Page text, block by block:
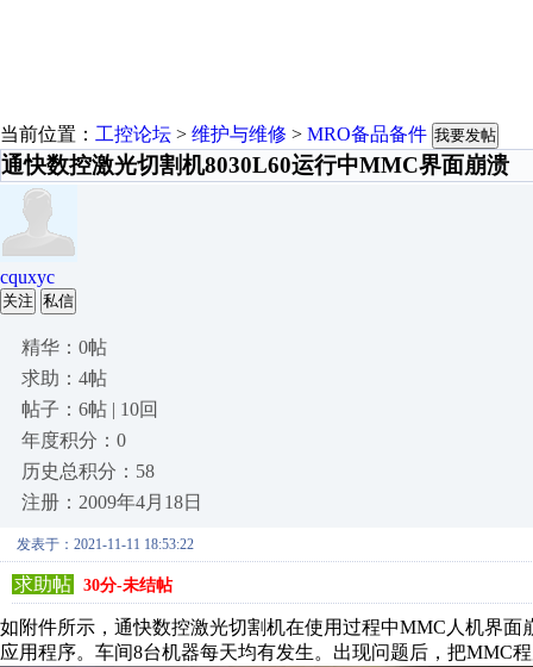
当前位置： 工控论坛 > 维护与维修 > MRO备品备件 我要发帖
通快数控激光切割机8030L60运行中MMC界面崩溃
cquxyc
关注 私信
精华：0帖
求助：4帖
帖子：6帖 | 10回
年度积分：0
历史总积分：58
注册：2009年4月18日
发表于：2021-11-11 18:53:22
求助帖 30分-未结帖
如附件所示，通快数控激光切割机在使用过程中MMC人机界
应用程序。车间8台机器每天均有发生。出现问题后，把MMC